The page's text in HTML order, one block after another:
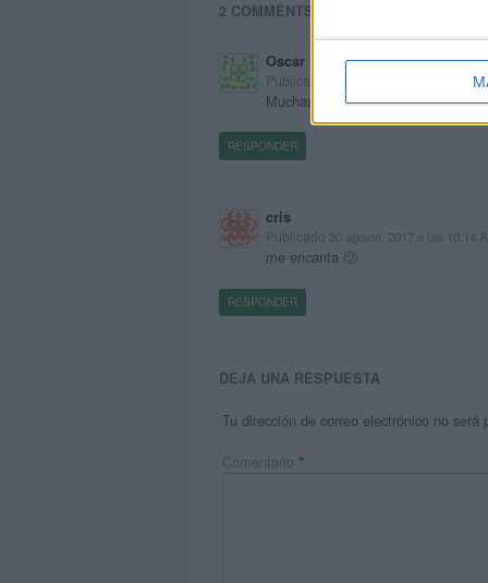
2 COMMENTS
Oscar
Publicado 1 julio, 2017 a las 11:15 AM
Muchas gracias.
RESPONDER
cris
Publicado 30 agosto, 2017 a las 10:14
me encanta 🙂
RESPONDER
DEJA UNA RESPUESTA
Tu dirección de correo electrónico no será
Comentario *